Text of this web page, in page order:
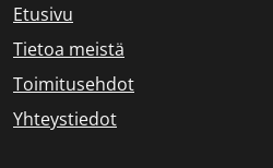
Etusivu
Tietoa meistä
Toimitusehdot
Yhteystiedot